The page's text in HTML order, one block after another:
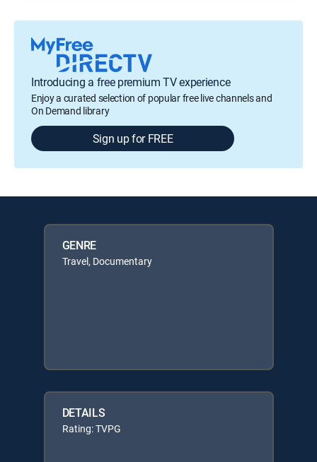
Introducing a free premium TV experience
Enjoy a curated selection of popular free live channels and
On Demand library
Sign up for FREE
GENRE
Travel, Documentary
DETAILS
Rating: TVPG